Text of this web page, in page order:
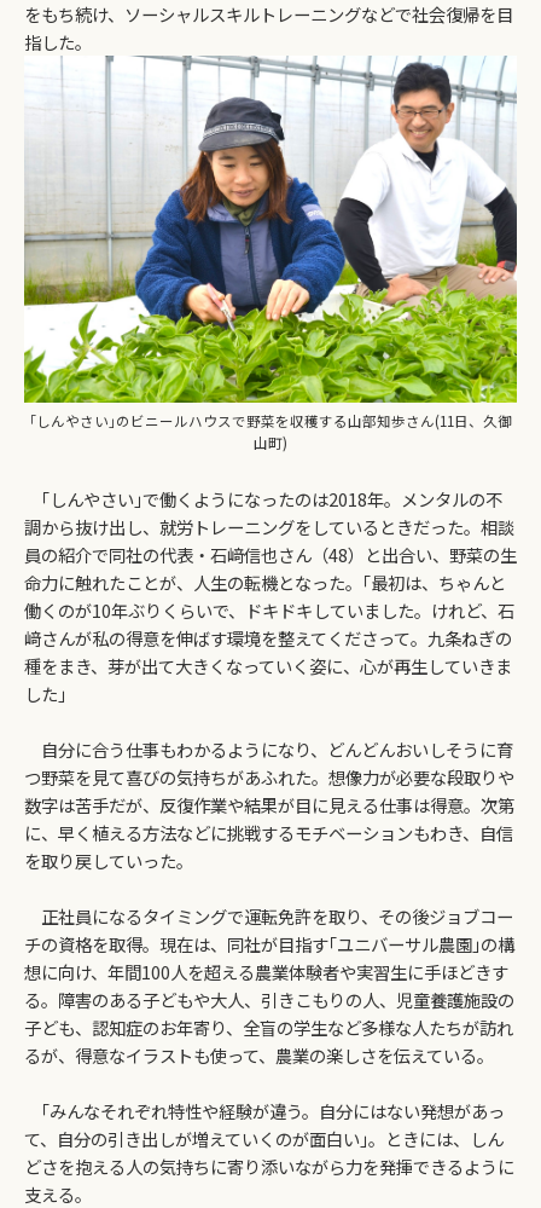
をもち続け、ソーシャルスキルトレーニングなどで社会復帰を目
指した。
｢しんやさい｣のビニールハウスで野菜を収穫する山部知歩さん(11日、久御
山町)
｢しんやさい｣で働くようになったのは2018年。メンタルの不
調から抜け出し、就労トレーニングをしているときだった。相談
員の紹介で同社の代表・石﨑信也さん（48）と出合い、野菜の生
命力に触れたことが、人生の転機となった。｢最初は、ちゃんと
働くのが10年ぶりくらいで、ドキドキしていました。けれど、石
﨑さんが私の得意を伸ばす環境を整えてくださって。九条ねぎの
種をまき、芽が出て大きくなっていく姿に、心が再生していきま
した｣
自分に合う仕事もわかるようになり、どんどんおいしそうに育
つ野菜を見て喜びの気持ちがあふれた。想像力が必要な段取りや
数字は苦手だが、反復作業や結果が目に見える仕事は得意。次第
に、早く植える方法などに挑戦するモチベーションもわき、自信
を取り戻していった。
正社員になるタイミングで運転免許を取り、その後ジョブコー
チの資格を取得。現在は、同社が目指す｢ユニバーサル農園｣の構
想に向け、年間100人を超える農業体験者や実習生に手ほどきす
る。障害のある子どもや大人、引きこもりの人、児童養護施設の
子ども、認知症のお年寄り、全盲の学生など多様な人たちが訪れ
るが、得意なイラストも使って、農業の楽しさを伝えている。
｢みんなそれぞれ特性や経験が違う。自分にはない発想があっ
て、自分の引き出しが増えていくのが面白い｣。ときには、しん
どさを抱える人の気持ちに寄り添いながら力を発揮できるように
支える。